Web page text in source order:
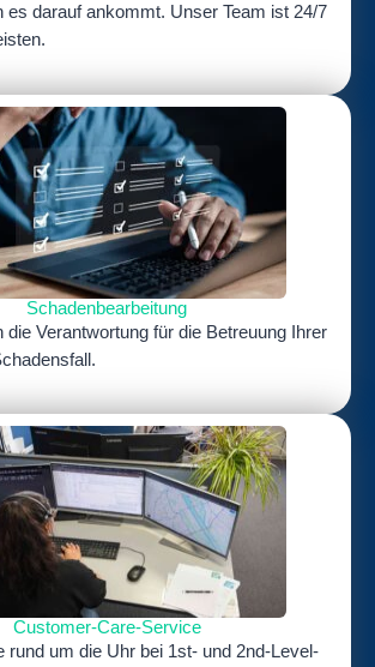
es darauf ankommt. Unser Team ist 24/7
Schadenbearbeitung
die Verantwortung für die Betreuung Ihrer
Customer-Care-Service
rund um die Uhr bei 1st- und 2nd-Level-